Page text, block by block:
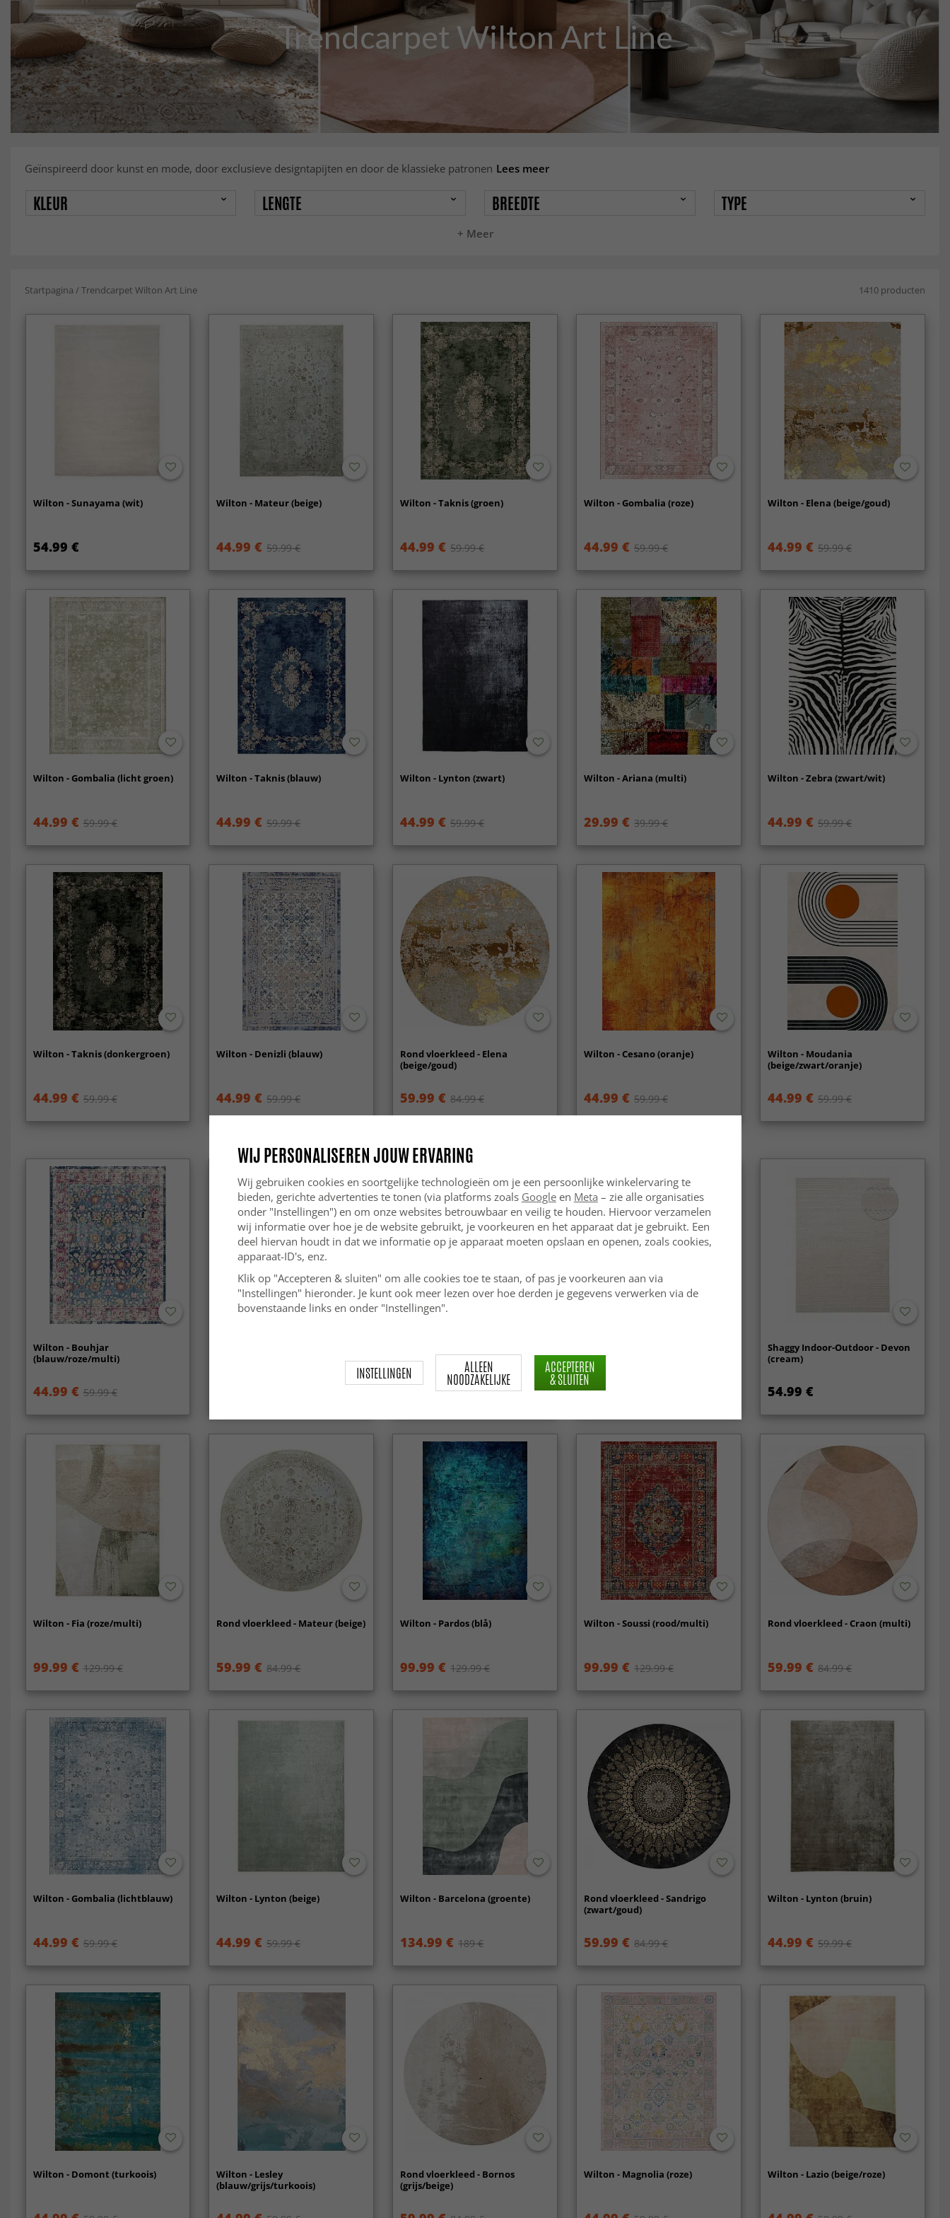
Trendcarpet Wilton Art Line
Geïnspireerd door kunst en mode, door exclusieve designtapijten en door de klassieke patronen Lees meer
+ Meer
KLEUR LENGTE BREEDTE TYPE
Startpagina /Trendcarpet Wilton Art Line 1410 producten
Wilton - Sunayama (wit)
54.99 €
Wilton - Mateur (beige)
44.99 € 59.99 €
Wilton - Taknis (groen)
44.99 € 59.99 €
Wilton - Gombalia (roze)
44.99 € 59.99 €
Wilton - Elena (beige/goud)
44.99 € 59.99 €
Wilton - Gombalia (licht groen)
44.99 € 59.99 €
Wilton - Taknis (blauw)
44.99 € 59.99 €
Wilton - Lynton (zwart)
44.99 € 59.99 €
Wilton - Ariana (multi)
29.99 € 39.99 €
Wilton - Zebra (zwart/wit)
44.99 € 59.99 €
Wilton - Taknis (donkergroen)
44.99 € 59.99 €
Wilton - Denizli (blauw)
44.99 € 59.99 €
Rond vloerkleed - Elena
(beige/goud)
59.99 € 84.99 €
Wilton - Cesano (oranje)
44.99 € 59.99 €
Wilton - Moudania
(beige/zwart/oranje)
44.99 € 59.99 €
Wilton - Bouhjar
(blauw/roze/multi)
44.99 € 59.99 €
(cream)
29.99 € 44.99 €
Shaggy Indoor-Outdoor - Devon
(cream)
54.99 €
Wilton - Fia (roze/multi)
99.99 € 129.99 €
Rond vloerkleed - Mateur (beige)
59.99 € 84.99 €
Wilton - Pardos (blå)
99.99 € 129.99 €
Wilton - Soussi (rood/multi)
99.99 € 129.99 €
Rond vloerkleed - Craon (multi)
59.99 € 84.99 €
Wilton - Gombalia (lichtblauw)
44.99 € 59.99 €
Wilton - Lynton (beige)
44.99 € 59.99 €
Wilton - Barcelona (groente)
134.99 € 189 €
Rond vloerkleed - Sandrigo
(zwart/goud)
59.99 € 84.99 €
Wilton - Lynton (bruin)
44.99 € 59.99 €
Wilton - Domont (turkoois)
Wilton - Lesley
(blauw/grijs/turkoois)
Rond vloerkleed - Bornos
(grijs/beige)
Wilton - Magnolia (roze) Wilton - Lazio (beige/roze)
WIJ PERSONALISEREN JOUW ERVARING
Wij gebruiken cookies en soortgelijke technologieën om je een persoonlijke winkelervaring te
bieden, gerichte advertenties te tonen (via platforms zoals Googleen Meta – zie alle organisaties
onder "Instellingen") en om onze websites betrouwbaar en veilig te houden. Hiervoor verzamelen
wij informatie over hoe je de website gebruikt, je voorkeuren en het apparaat dat je gebruikt. Een
deel hiervan houdt in dat we informatie op je apparaat moeten opslaan en openen, zoals cookies,
apparaat-ID's, enz.
Klik op "Accepteren & sluiten" om alle cookies toe te staan, of pas je voorkeuren aan via
"Instellingen" hieronder. Je kunt ook meer lezen over hoe derden je gegevens verwerken via de
bovenstaande links en onder "Instellingen".
INSTELLINGEN ALLEEN
NOODZAKELIJKE
ACCEPTEREN
& SLUITEN